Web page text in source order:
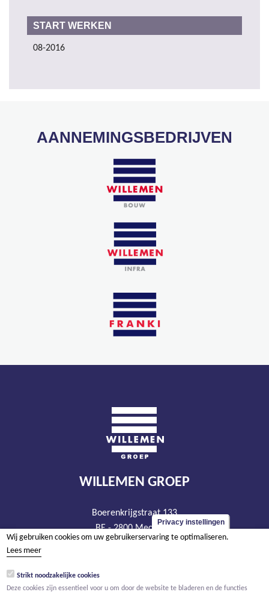
START WERKEN
08-2016
AANNEMINGSBEDRIJVEN
WILLEMEN GROEP
Boerenkrijgstraat 133
BE - 2800 Mechelen
tel +32 15 569 965
BTW BE 0466.256.432
Privacy instellingen
Wij gebruiken cookies om uw gebruikerservaring te optimaliseren.
Lees meer
Strikt noodzakelijke cookies
Deze cookies zijn essentieel voor u om door de website te bladeren en de functies